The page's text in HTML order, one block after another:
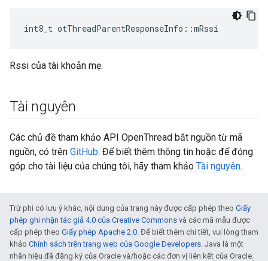
int8_t otThreadParentResponseInfo ::mRssi
Rssi của tài khoản mẹ.
Tài nguyên
Các chủ đề tham khảo API OpenThread bắt nguồn từ mã
nguồn, có trên GitHub. Để biết thêm thông tin hoặc để đóng
góp cho tài liệu của chúng tôi, hãy tham khảo Tài nguyên.
Trừ phi có lưu ý khác, nội dung của trang này được cấp phép theo Giấy
phép ghi nhận tác giả 4.0 của Creative Commons và các mã mẫu được
cấp phép theo Giấy phép Apache 2.0. Để biết thêm chi tiết, vui lòng tham
khảo Chính sách trên trang web của Google Developers. Java là một
nhãn hiệu đã đăng ký của Oracle và/hoặc các đơn vị liên kết của Oracle.